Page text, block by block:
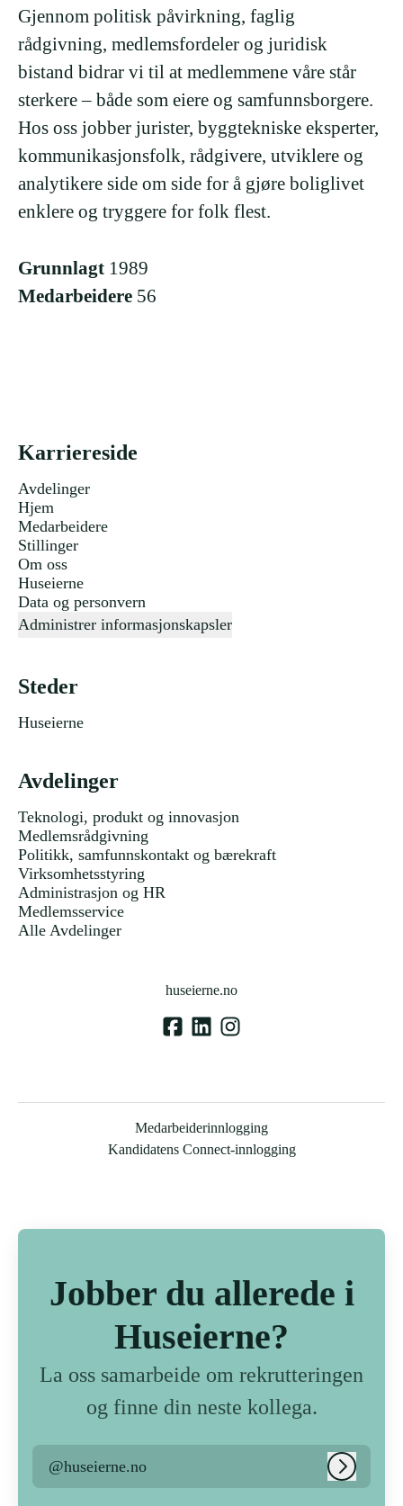
Gjennom politisk påvirkning, faglig
rådgivning, medlemsfordeler og juridisk
bistand bidrar vi til at medlemmene våre står
sterkere – både som eiere og samfunnsborgere.
Hos oss jobber jurister, byggtekniske eksperter,
kommunikasjonsfolk, rådgivere, utviklere og
analytikere side om side for å gjøre boliglivet
enklere og tryggere for folk flest.
Grunnlagt 1989
Medarbeidere 56
Karriereside
Avdelinger
Hjem
Medarbeidere
Stillinger
Om oss
Huseierne
Data og personvern
Administrer informasjonskapsler
Steder
Huseierne
Avdelinger
Teknologi, produkt og innovasjon
Medlemsrådgivning
Politikk, samfunnskontakt og bærekraft
Virksomhetsstyring
Administrasjon og HR
Medlemsservice
Alle Avdelinger
huseierne.no
Medarbeiderinnlogging
Kandidatens Connect-innlogging
Jobber du allerede i
Huseierne?
La oss samarbeide om rekrutteringen
og finne din neste kollega.
@huseierne.no Logg inn